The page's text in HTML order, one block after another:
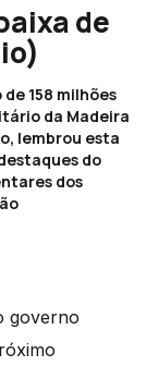
de
158 milhões
da Madeira
lembrou esta
do
dos
governo